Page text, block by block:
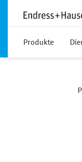
Produkte